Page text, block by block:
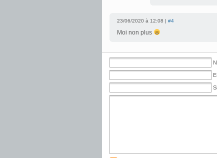
23/06/2020 à 12:08 | #4
Moi non plus